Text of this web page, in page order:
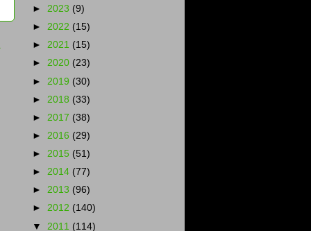
► 2023 (9)
► 2022 (15)
► 2021 (15)
► 2020 (23)
► 2019 (30)
► 2018 (33)
► 2017 (38)
► 2016 (29)
► 2015 (51)
► 2014 (77)
► 2013 (96)
► 2012 (140)
▼ 2011 (114)